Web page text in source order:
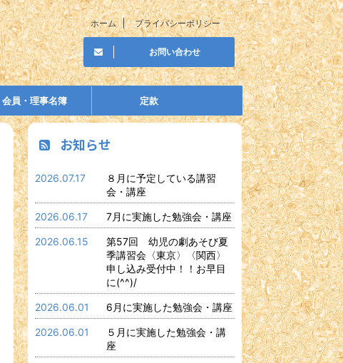
ホーム プライバシーポリシー
お問い合わせ
会員・理事名簿 定款
お知らせ
2026.07.17
８月に予定している講習
会・講座
2026.06.17 7月に実施した勉強会・講座
2026.06.15
第57回 幼児の劇あそび夏
季講習会〈東京〉〈関西〉
申し込み受付中！！お早目
に(^^)/
2026.06.01 6月に実施した勉強会・講座
2026.06.01
５月に実施した勉強会・講
座